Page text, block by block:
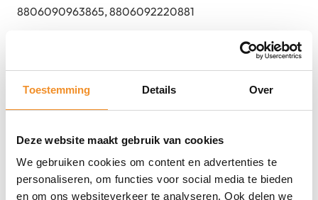
Toestemming Details Over
Deze website maakt gebruik van cookies
We gebruiken cookies om content en advertenties te
personaliseren, om functies voor social media te bieden
en om ons websiteverkeer te analyseren. Ook delen we
8806090963865, 8806092220881
Alles over de Samsung Galaxy
A32 – 5G – 128GB – Zwart |
Tweedehands
Direct erbij bestellen